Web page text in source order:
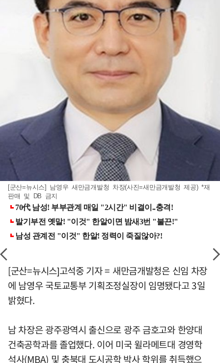
[군산=뉴시스] 남영우 새만금개발청 차장(사진=새만금개발청 제공) *재
판매 및 DB 금지
[군산=뉴시스]고석중 기자 = 새만금개발청은 신임 차장
에 남영우 국토교통부 기획조정실장이 임명됐다고 3일
밝혔다.
남 차장은 광주광역시 출신으로 광주 금호고와 한양대
건축공학과를 졸업했다. 이어 미국 윌라메트대 경영학
석사(MBA) 및 충북대 도시공학 박사 학위를 취득했으